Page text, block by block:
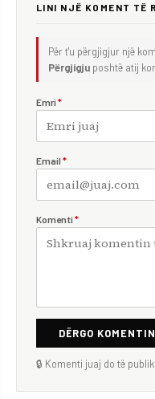
LINI NJË KOMENT TË
Për t'u përgjigjur një
Përgjigju poshtë atij
Emri *
Email *
Komenti *
DËRGO KOMENTIN
🔒 Komenti juaj do të